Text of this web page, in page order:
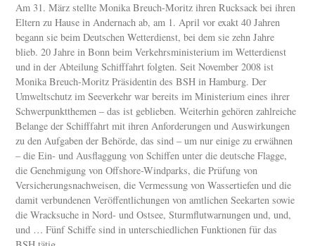
Am 31. März stellte Monika Breuch-Moritz ihren Rucksack bei ihren
Eltern zu Hause in Andernach ab, am 1. April vor exakt 40 Jahren
begann sie beim Deutschen Wetterdienst, bei dem sie zehn Jahre
blieb. 20 Jahre in Bonn beim Verkehrsministerium im Wetterdienst
und in der Abteilung Schifffahrt folgten. Seit November 2008 ist
Monika Breuch-Moritz Präsidentin des BSH in Hamburg. Der
Umweltschutz im Seeverkehr war bereits im Ministerium eines ihrer
Schwerpunktthemen – das ist geblieben. Weiterhin gehören zahlreiche
Belange der Schifffahrt mit ihren Anforderungen und Auswirkungen
zu den Aufgaben der Behörde, das sind – um nur einige zu erwähnen
– die Ein- und Ausflaggung von Schiffen unter die deutsche Flagge,
die Genehmigung von Offshore-Windparks, die Prüfung von
Versicherungsnachweisen, die Vermessung von Wassertiefen und die
damit verbundenen Veröffentlichungen von amtlichen Seekarten sowie
die Wracksuche in Nord- und Ostsee, Sturmflutwarnungen und, und,
und … Fünf Schiffe sind in unterschiedlichen Funktionen für das